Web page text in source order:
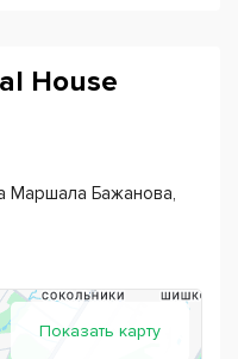
House
Маршала Бажанова,
Показать карту